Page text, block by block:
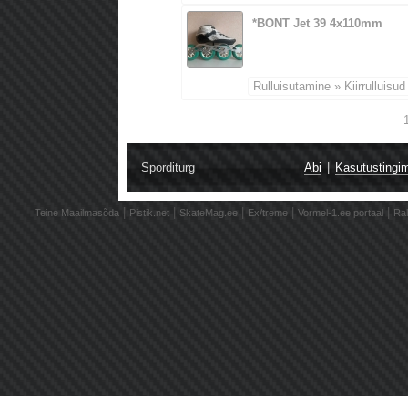
Rulluisutamine » Kiirrulluisud
*BONT Jet 39 4x110mm
Sporditurg Abi
Teine Maailmasõda Pistik.net SkateMag.ee Ex/treme Vormel-1.ee portaal